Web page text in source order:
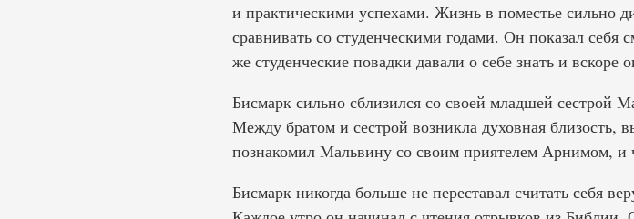
и практическими успехами. Жизнь в поместье сильно
сравнивать со студенческими годами. Он показал
же студенческие повадки давали о себе знать и
Бисмарк сильно сблизился со своей младшей сестрой
Между братом и сестрой возникла духовная близость,
познакомил Мальвину со своим приятелем Арнимом, и
Бисмарк никогда больше не переставал считать себя